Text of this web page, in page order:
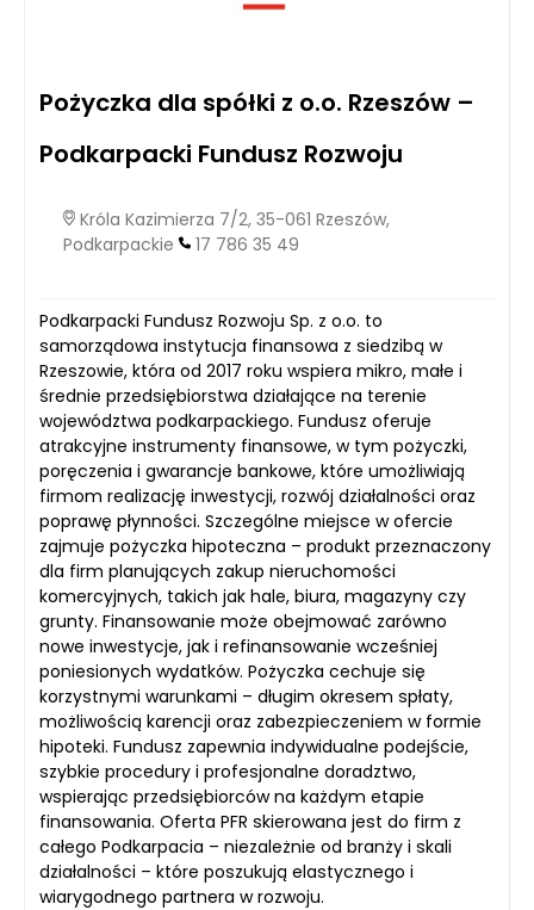
Pożyczka dla spółki z o.o. Rzeszów –
Podkarpacki Fundusz Rozwoju
Króla Kazimierza 7/2, 35-061 Rzeszów,
Podkarpackie
17 786 35 49
Podkarpacki Fundusz Rozwoju Sp. z o.o. to
samorządowa instytucja finansowa z siedzibą w
Rzeszowie, która od 2017 roku wspiera mikro, małe i
średnie przedsiębiorstwa działające na terenie
województwa podkarpackiego. Fundusz oferuje
atrakcyjne instrumenty finansowe, w tym pożyczki,
poręczenia i gwarancje bankowe, które umożliwiają
firmom realizację inwestycji, rozwój działalności oraz
poprawę płynności. Szczególne miejsce w ofercie
zajmuje pożyczka hipoteczna – produkt przeznaczony
dla firm planujących zakup nieruchomości
komercyjnych, takich jak hale, biura, magazyny czy
grunty. Finansowanie może obejmować zarówno
nowe inwestycje, jak i refinansowanie wcześniej
poniesionych wydatków. Pożyczka cechuje się
korzystnymi warunkami – długim okresem spłaty,
możliwością karencji oraz zabezpieczeniem w formie
hipoteki. Fundusz zapewnia indywidualne podejście,
szybkie procedury i profesjonalne doradztwo,
wspierając przedsiębiorców na każdym etapie
finansowania. Oferta PFR skierowana jest do firm z
całego Podkarpacia – niezależnie od branży i skali
działalności – które poszukują elastycznego i
wiarygodnego partnera w rozwoju.